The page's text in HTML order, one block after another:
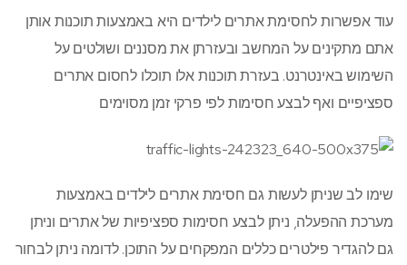
עוד אפשרות לחסימת אתרים לילדים היא באמצעות תוכנות אותן
אתם מתקינים על המחשב ובעזרתן את מסננים ושולטים על
השימוש באינטרנט. בעזרת תוכנות אלו תוכלו לחסום אתרים
ספציפיים ואף לבצע חסימות לפי פרקי זמן מסוימים
שימו לב שניתן לעשות גם חסימת אתרים לילדים באמצעות
מערכת ההפעלה, ניתן לבצע חסימות ספציפיות של אתרים וניתן
גם להגדיר פילטרים כללים המפקחים על התוכן. לדומה ניתן לבחור